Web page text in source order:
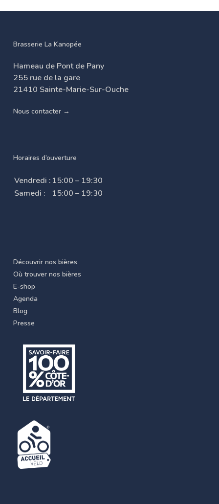
Brasserie La Kanopée
Hameau de Pont de Pany
255 rue de la gare
21410 Sainte-Marie-Sur-Ouche
Nous contacter →
Horaires d’ouverture
Vendredi : 15:00 – 19:30
Samedi :
15:00 – 19:30
Découvrir nos bières
Où trouver nos bières
E-shop
Agenda
Blog
Presse